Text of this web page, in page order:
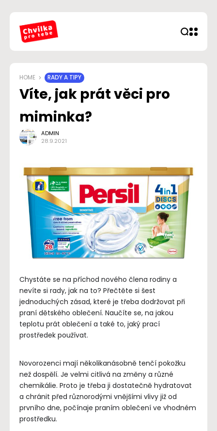
HOME RADY A TIPY
Víte, jak prát věci pro
miminka?
ADMIN
28.9.2021
Chystáte se na příchod nového člena rodiny a
nevíte si rady, jak na to? Přečtěte si šest
jednoduchých zásad, které je třeba dodržovat při
praní dětského oblečení. Naučíte se, na jakou
teplotu prát oblečení a také to, jaký prací
prostředek používat.
Novorozenci mají několikanásobně tenčí pokožku
než dospělí. Je velmi citlivá na změny a různé
chemikálie. Proto je třeba ji dostatečně hydratovat
a chránit před různorodými vnějšími vlivy již od
prvního dne, počínaje praním oblečení ve vhodném
prostředku.